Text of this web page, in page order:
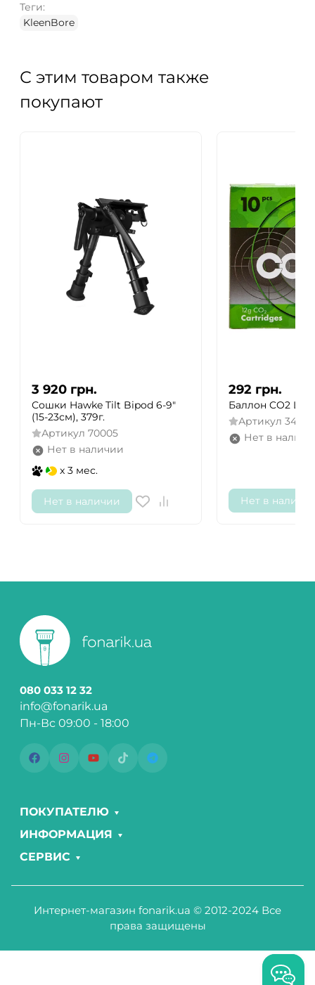
Теги:
KleenBore
С этим товаром также
покупают
3 920 грн.
Сошки Hawke Tilt Bipod 6-9"
(15-23см), 379г.
Артикул 70005
Нет в наличии
x 3 мес.
Нет в наличии
292 грн.
Баллон CO2 Liss
Артикул
Нет в
Нет в
080 033 12 32
info@fonarik.ua
Пн-Вс 09:00 - 18:00
ПОКУПАТЕЛЮ
ИНФОРМАЦИЯ
СЕРВИС
Интернет-магазин fonarik.ua © 2012-2024 Все
права защищены